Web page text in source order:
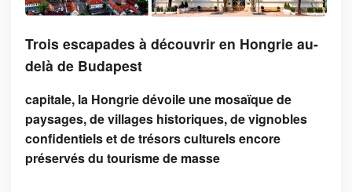
Trois escapades à découvrir en Hongrie au-
delà de Budapest
capitale, la Hongrie dévoile une mosaïque de
paysages, de villages historiques, de vignobles
confidentiels et de trésors culturels encore
préservés du tourisme de masse